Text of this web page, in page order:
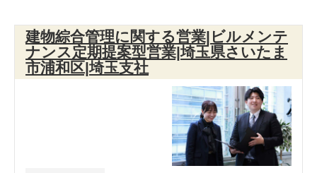
建物綜合管理に関する営業|ビルメンテ
ナンス定期提案型営業|埼玉県さいたま
市浦和区|埼玉支社